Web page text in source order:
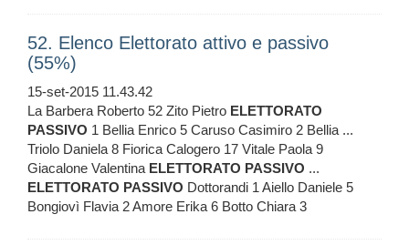
52. Elenco Elettorato attivo e passivo
(55%)
15-set-2015 11.43.42
La Barbera Roberto 52 Zito Pietro ELETTORATO
PASSIVO 1 Bellia Enrico 5 Caruso Casimiro 2 Bellia ...
Triolo Daniela 8 Fiorica Calogero 17 Vitale Paola 9
Giacalone Valentina ELETTORATO PASSIVO ...
ELETTORATO PASSIVO Dottorandi 1 Aiello Daniele 5
Bongiovì Flavia 2 Amore Erika 6 Botto Chiara 3